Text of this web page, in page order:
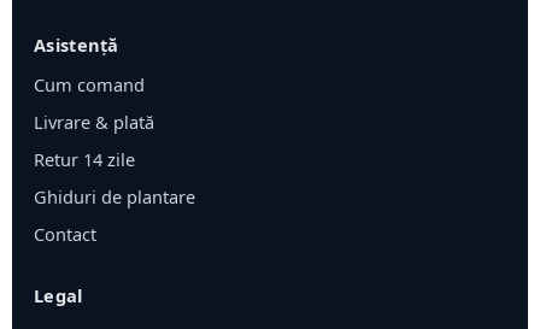
Asistență
Cum comand
Livrare & plată
Retur 14 zile
Ghiduri de plantare
Contact
Legal